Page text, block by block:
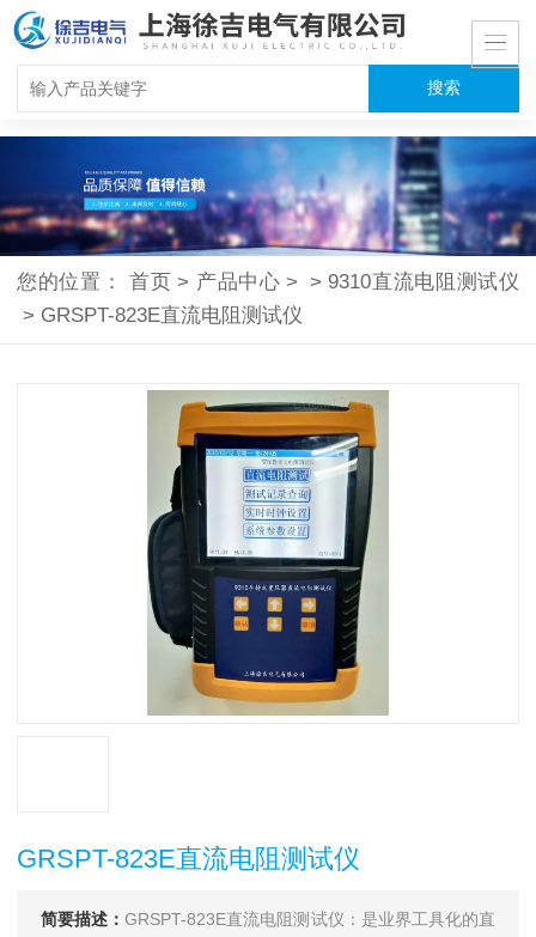
您的位置： 首页 > 产品中心 > > 9310直流电阻测试仪
> GRSPT-823E直流电阻测试仪
GRSPT-823E直流电阻测试仪
简要描述：GRSPT-823E直流电阻测试仪：是业界工具化的直